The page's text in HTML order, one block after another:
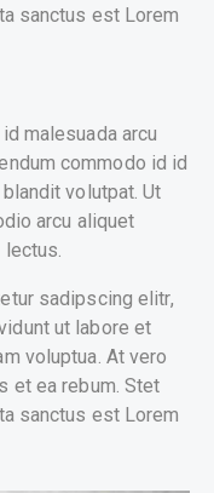
sanctus est Lorem
malesuada arcu
commodo id id
volutpat. Ut
arcu aliquet
sadipscing elitr,
ut labore et
voluptua. At vero
et ea rebum. Stet
sanctus est Lorem